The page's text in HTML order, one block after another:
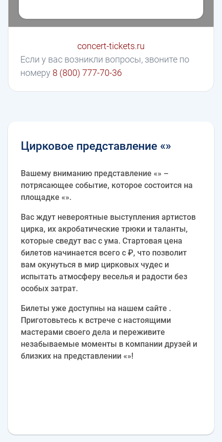
Если у вас возникли вопросы, звоните по
номеру 8 (800) 777-70-36
concert-tickets.ru
Цирковое представление «»
Вашему вниманию представление «» –
потрясающее событие, которое состоится на
площадке «».
Вас ждут невероятные выступления артистов
цирка, их акробатические трюки и таланты,
которые сведут вас с ума. Стартовая цена
билетов начинается всего с ₽, что позволит
вам окунуться в мир цирковых чудес и
испытать атмосферу веселья и радости без
особых затрат.
Билеты уже доступны на нашем сайте .
Приготовьтесь к встрече с настоящими
мастерами своего дела и переживите
незабываемые моменты в компании друзей и
близких на представлении «»!